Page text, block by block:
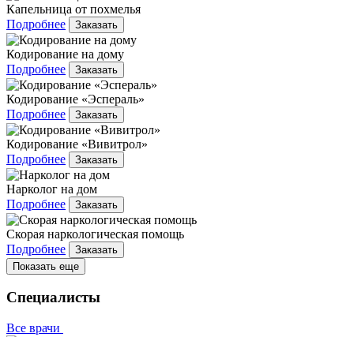
Капельница от похмелья
Подробнее
Заказать
Кодирование на дому
Подробнее
Заказать
Кодирование «Эспераль»
Подробнее
Заказать
Кодирование «Вивитрол»
Подробнее
Заказать
Нарколог на дом
Подробнее
Заказать
Скорая наркологическая помощь
Подробнее
Заказать
Показать еще
Специалисты
Все врачи